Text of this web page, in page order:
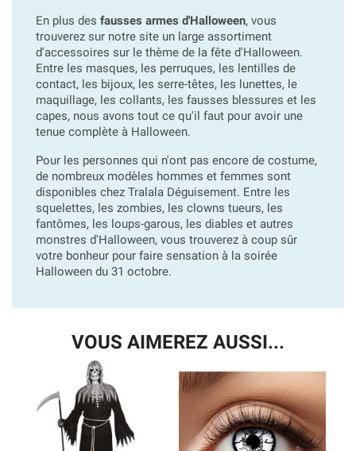
En plus des fausses armes d'Halloween, vous
trouverez sur notre site un large assortiment
d'accessoires sur le thème de la fête d'Halloween.
Entre les masques, les perruques, les lentilles de
contact, les bijoux, les serre-têtes, les lunettes, le
maquillage, les collants, les fausses blessures et les
capes, nous avons tout ce qu'il faut pour avoir une
tenue complète à Halloween.
Pour les personnes qui n'ont pas encore de costume,
de nombreux modèles hommes et femmes sont
disponibles chez Tralala Déguisement. Entre les
squelettes, les zombies, les clowns tueurs, les
fantômes, les loups-garous, les diables et autres
monstres d'Halloween, vous trouverez à coup sûr
votre bonheur pour faire sensation à la soirée
Halloween du 31 octobre.
VOUS AIMEREZ AUSSI...